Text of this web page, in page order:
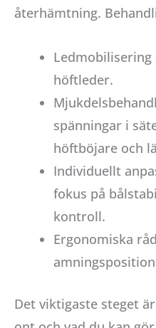
återhämtning.
Ledmobilisering
höftleder.
spänningar i
höftböjare och
Individuellt
fokus på
kontroll.
Ergonomiska
Det viktigaste steget